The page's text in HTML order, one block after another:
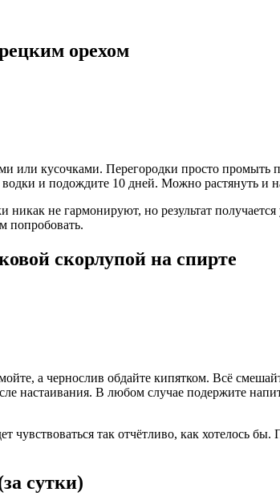
орехом
или кусочками. Перегородки просто
и подождите 10 дней. Можно растянуть и
не гармонируют, но результат
попробовать.
скорлупой на спирте
а чернослив обдайте кипятком. Всё
настаивания. В любом случае подержите
чувствоваться так отчётливо, как хотелось
сутки)